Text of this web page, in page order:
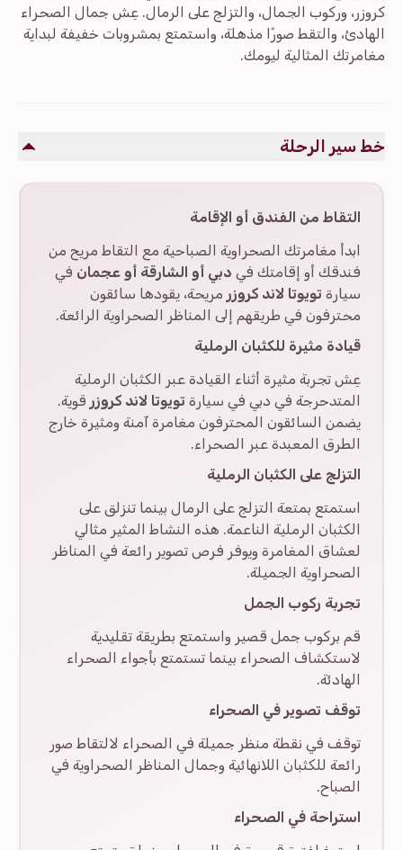
كروزر، وركوب الجمال، والتزلج على الرمال. عِش جمال الصحراء
الهادئ، والتقط صورًا مذهلة، واستمتع بمشروبات خفيفة لبداية
مغامرتك المثالية ليومك.
خط سير الرحلة
التقاط من الفندق أو الإقامة
ابدأ مغامرتك الصحراوية الصباحية مع التقاط مريح من
فندقك أو إقامتك في دبي أو الشارقة أو عجمان في
سيارة تويوتا لاند كروزر مريحة، يقودها سائقون
محترفون في طريقهم إلى المناظر الصحراوية الرائعة.
قيادة مثيرة للكثبان الرملية
عِش تجربة مثيرة أثناء القيادة عبر الكثبان الرملية
المتدحرجة في دبي في سيارة تويوتا لاند كروزر قوية.
يضمن السائقون المحترفون مغامرة آمنة ومثيرة خارج
الطرق المعبدة عبر الصحراء.
التزلج على الكثبان الرملية
استمتع بمتعة التزلج على الرمال بينما تنزلق على
الكثبان الرملية الناعمة. هذه النشاط المثير مثالي
لعشاق المغامرة ويوفر فرص تصوير رائعة في المناظر
الصحراوية الجميلة.
تجربة ركوب الجمل
قم بركوب جمل قصير واستمتع بطريقة تقليدية
لاستكشاف الصحراء بينما تستمتع بأجواء الصحراء
الهادئة.
توقف تصوير في الصحراء
توقف في نقطة منظر جميلة في الصحراء لالتقاط صور
رائعة للكثبان اللانهائية وجمال المناظر الصحراوية في
الصباح.
استراحة في الصحراء